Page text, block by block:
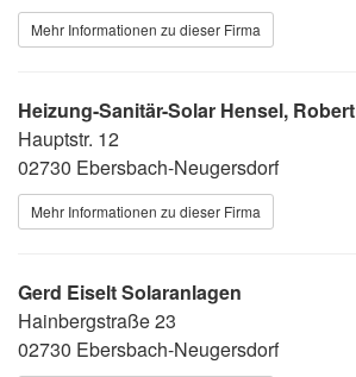
Mehr Informationen zu dieser Firma
Heizung-Sanitär-Solar Hensel, Robert
Hauptstr. 12
02730 Ebersbach-Neugersdorf
Mehr Informationen zu dieser Firma
Gerd Eiselt Solaranlagen
Hainbergstraße 23
02730 Ebersbach-Neugersdorf